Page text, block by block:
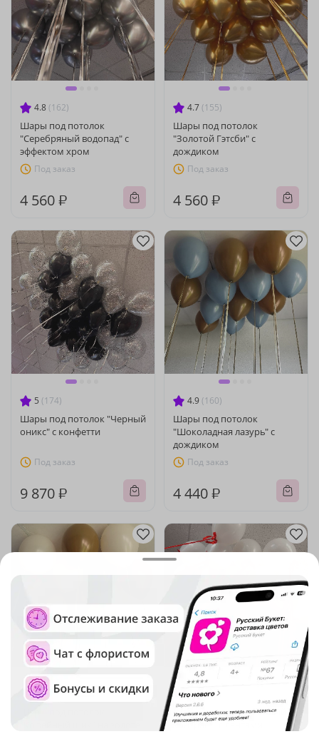
4.8 (162)
Шары под потолок
"Серебряный водопад" с
эффектом хром
Под заказ
4 560 ₽
4.7 (155)
Шары под потолок
"Золотой Гэтсби" с
дождиком
Под заказ
4 560 ₽
5 (174)
Шары под потолок "Черный
оникс" с конфетти
Под заказ
9 870 ₽
4.9 (160)
Шары под потолок
"Шоколадная лазурь" с
дождиком
Под заказ
4 440 ₽
4.7 (175) 4.8(189)
Шары под потолок "Алый
контраст" с лентами